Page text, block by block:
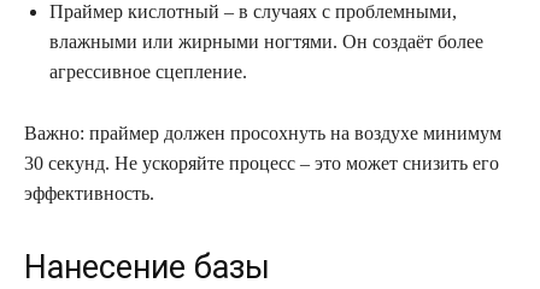
Праймер кислотный – в случаях с проблемными,
влажными или жирными ногтями. Он создаёт более
агрессивное сцепление.
Важно: праймер должен просохнуть на воздухе минимум
30 секунд. Не ускоряйте процесс – это может снизить его
эффективность.
Нанесение базы